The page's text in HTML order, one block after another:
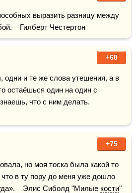
Гилберт Честертон
+60
одни и те же слова утешения, а в
остаёшься один на один с
что с ним делать.
+75
но моя тоска была какой то
что в ту пору до меня уже дошло
Элис Сиболд "Милые кости"